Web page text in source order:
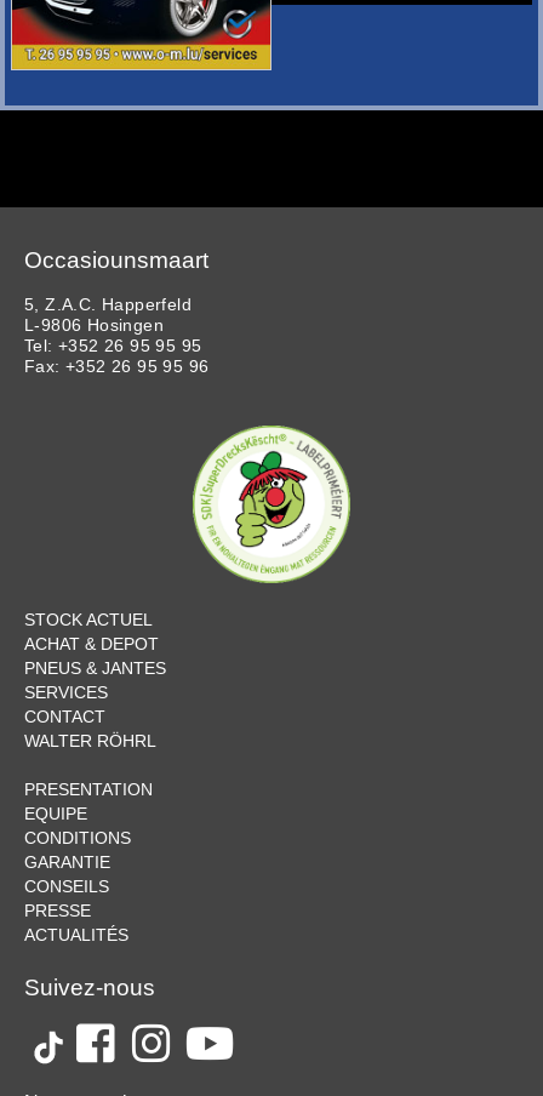
Occasiounsmaart
5, Z.A.C. Happerfeld
L-9806 Hosingen
Tel: +352 26 95 95 95
Fax: +352 26 95 95 96
STOCK ACTUEL
ACHAT & DEPOT
PNEUS & JANTES
SERVICES
CONTACT
WALTER RÖHRL
PRESENTATION
EQUIPE
CONDITIONS
GARANTIE
CONSEILS
PRESSE
ACTUALITÉS
Suivez-nous